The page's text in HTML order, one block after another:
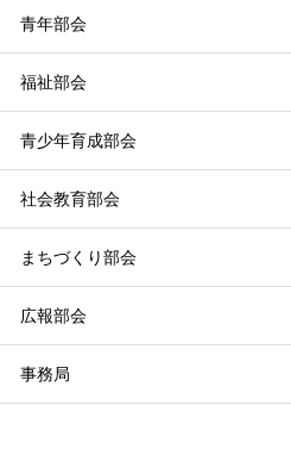
青年部会
福祉部会
青少年育成部会
社会教育部会
まちづくり部会
広報部会
事務局